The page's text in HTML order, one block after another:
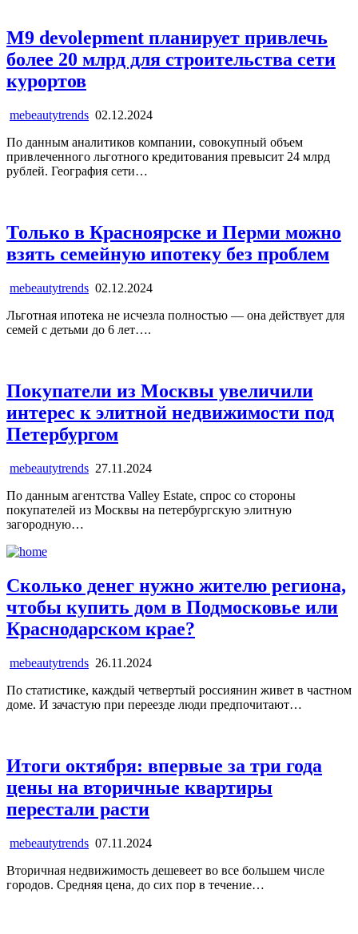
M9 devolepment планирует привлечь
более 20 млрд для строительства сети
курортов
mebeautytrends 02.12.2024
По данным аналитиков компании, совокупный объем
привлеченного льготного кредитования превысит 24 млрд
рублей. География сети…
Только в Красноярске и Перми можно
взять семейную ипотеку без проблем
mebeautytrends 02.12.2024
Льготная ипотека не исчезла полностью — она действует для
семей с детьми до 6 лет….
Покупатели из Москвы увеличили
интерес к элитной недвижимости под
Петербургом
mebeautytrends 27.11.2024
По данным агентства Valley Estate, спрос со стороны
покупателей из Москвы на петербургскую элитную
загородную…
Сколько денег нужно жителю региона,
чтобы купить дом в Подмосковье или
Краснодарском крае?
mebeautytrends 26.11.2024
По статистике, каждый четвертый россиянин живет в частном
доме. И зачастую при переезде люди предпочитают…
Итоги октября: впервые за три года
цены на вторичные квартиры
перестали расти
mebeautytrends 07.11.2024
Вторичная недвижимость дешевеет во все большем числе
городов. Средняя цена, до сих пор в течение…